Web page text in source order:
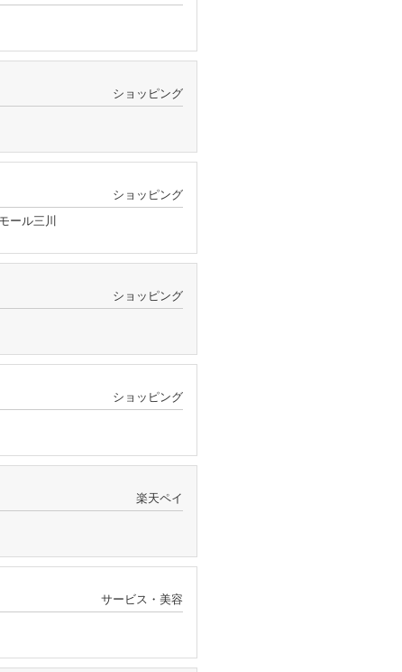
ショッピング
ショッピング
ール三川
ショッピング
ショッピング
楽天ペイ
サービス・美容